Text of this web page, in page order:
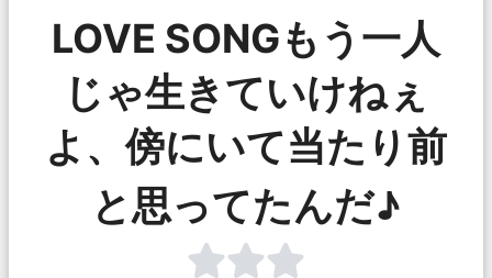
LOVE SONGもう一人
じゃ生きていけねぇ
よ、傍にいて当たり前
と思ってたんだ♪